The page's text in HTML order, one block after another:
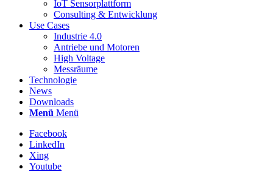
IoT Sensorplattform
Consulting & Entwicklung
Use Cases
Industrie 4.0
Antriebe und Motoren
High Voltage
Messräume
Technologie
News
Downloads
Menü Menü
Facebook
LinkedIn
Xing
Youtube